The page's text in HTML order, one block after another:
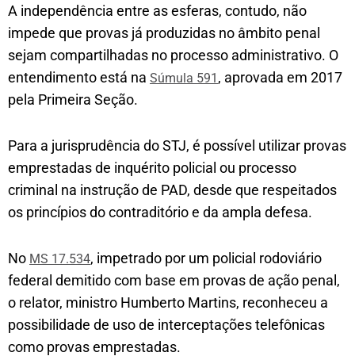
A independência entre as esferas, contudo, não
impede que provas já produzidas no âmbito penal
sejam compartilhadas no processo administrativo. O
entendimento está na Súmula 591 , aprovada em 2017
pela Primeira Seção.
Para a jurisprudência do STJ, é possível utilizar provas
emprestadas de inquérito policial ou processo
criminal na instrução de PAD, desde que respeitados
os princípios do contraditório e da ampla defesa.
No MS 17.534, impetrado por um policial rodoviário
federal demitido com base em provas de ação penal,
o relator, ministro Humberto Martins, reconheceu a
possibilidade de uso de interceptações telefônicas
como provas emprestadas.